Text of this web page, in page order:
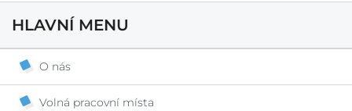
HLAVNÍ MENU
O nás
Volná pracovní místa